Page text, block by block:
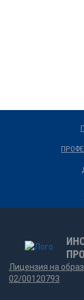
Лицензия на
02/00120793